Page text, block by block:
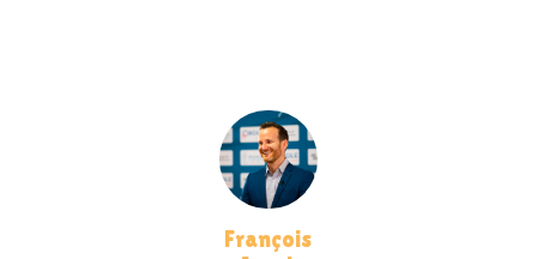
François